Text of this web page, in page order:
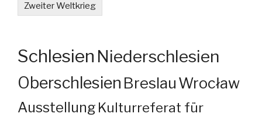
Zweiter Weltkrieg
Schlesien Niederschlesien
Oberschlesien Breslau Wrocław
Ausstellung Kulturreferat für